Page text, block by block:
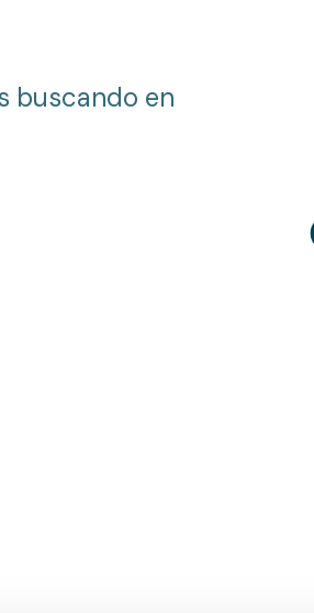
buscando en